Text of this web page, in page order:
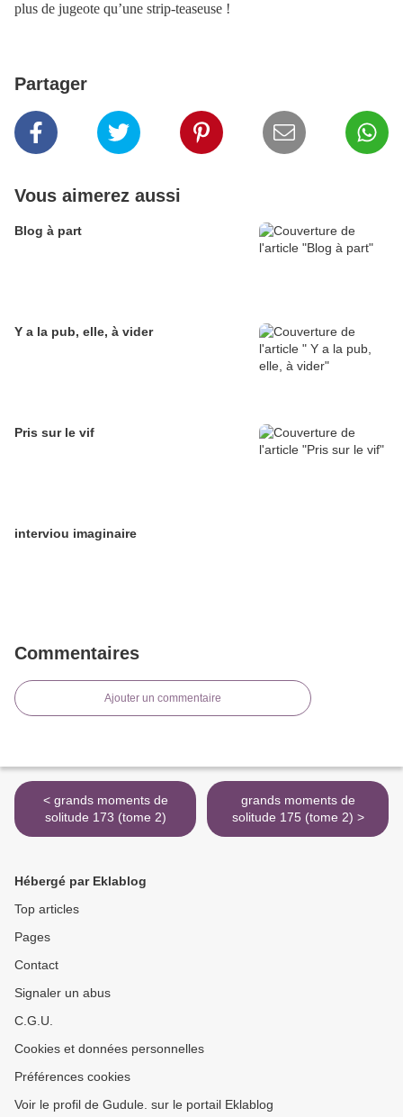
plus de jugeote qu’une strip-teaseuse !
Partager
Vous aimerez aussi
Blog à part
Y a la pub, elle, à vider
Pris sur le vif
interviou imaginaire
Commentaires
Ajouter un commentaire
< grands moments de
solitude 173 (tome 2)
grands moments de
solitude 175 (tome 2) >
Hébergé par Eklablog
Top articles
Pages
Contact
Signaler un abus
C.G.U.
Cookies et données personnelles
Préférences cookies
Voir le profil de Gudule. sur le portail Eklablog